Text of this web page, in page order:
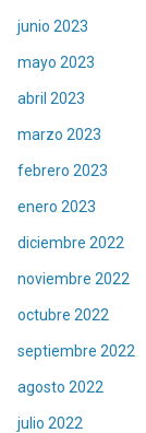
junio 2023
mayo 2023
abril 2023
marzo 2023
febrero 2023
enero 2023
diciembre 2022
noviembre 2022
octubre 2022
septiembre 2022
agosto 2022
julio 2022